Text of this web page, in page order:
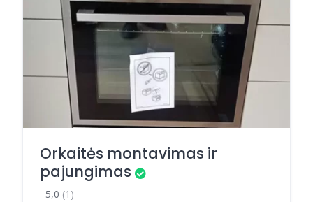
Orkaitės montavimas ir
pajungimas
5,0 (1)